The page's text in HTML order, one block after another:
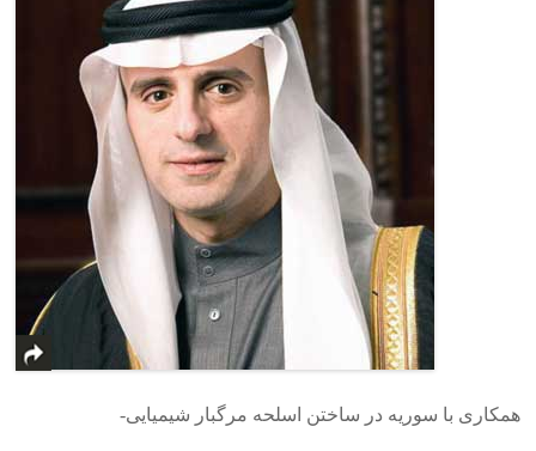
همکاری با سوریه در ساختن اسلحه مرگبار شیمیایی-